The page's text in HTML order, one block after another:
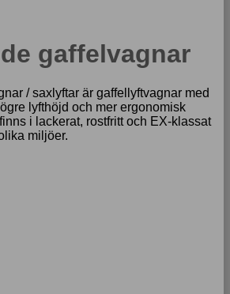
gaffelvagnar
/ saxlyftar är gaffellyftvagnar med
lyfthöjd och mer ergonomisk
i lackerat, rostfritt och EX-klassat
miljöer.